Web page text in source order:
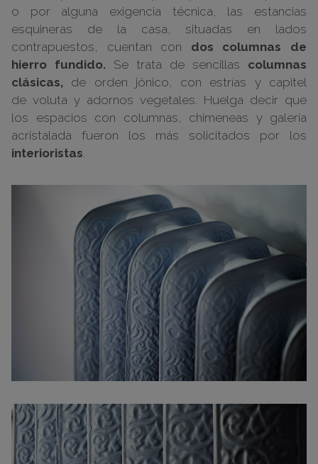
o por alguna exigencia técnica, las estancias
esquineras de la casa, situadas en lados
contrapuestos, cuentan con dos columnas de
hierro fundido. Se trata de sencillas columnas
clásicas, de orden jónico, con estrías y capitel
de voluta y adornos vegetales. Huelga decir que
los espacios con columnas, chimeneas y galería
acristalada fueron los más solicitados por los
interioristas.